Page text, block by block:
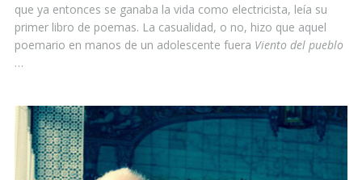
que ya entonces se ganaba la vida como electricista, leía su
primer libro de poemas. La casualidad, o no, hizo que aquel
poemario en manos de un adolescente fuera Viento del pueblo
…